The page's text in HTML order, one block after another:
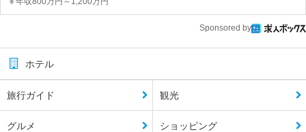
Sponsored by
ホテル
旅行ガイド 観光
グルメ ショッピング